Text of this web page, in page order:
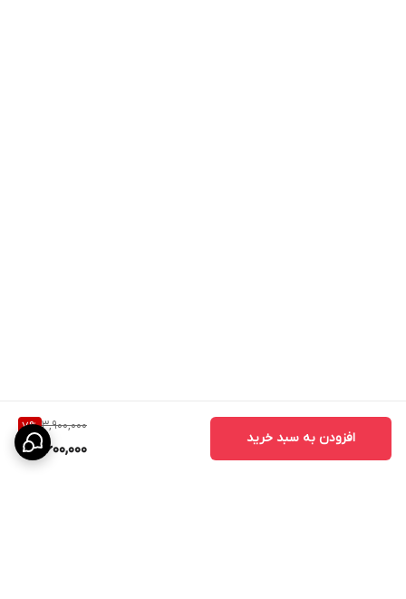
3,900,000
7%
3,600,000
افزودن به سبد خرید